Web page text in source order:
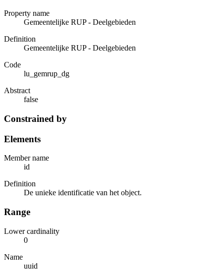
Property name
Gemeentelijke RUP - Deelgebieden
Definition
Gemeentelijke RUP - Deelgebieden
Code
lu_gemrup_dg
Abstract
false
Constrained by
Elements
Member name
id
Definition
De unieke identificatie van het object.
Range
Lower cardinality
0
Name
uuid